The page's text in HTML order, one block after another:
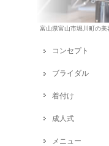
富山県富山市堀川町の美
コンセプト
ブライダル
着付け
成人式
メニュー